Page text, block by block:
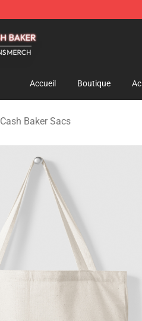
Accueil Boutique
Cash Baker Sacs